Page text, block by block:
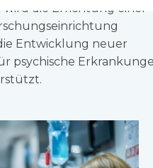
wird die Errichtung einer
Entwicklung neuer
psychische